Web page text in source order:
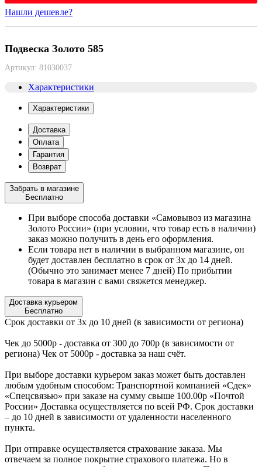
Нашли дешевле?
Подвеска Золото 585
Артикул: 81030037
Характеристики
Характеристики
Доставка
Оплата
Гарантия
Возврат
Забрать в магазине
Бесплатно
При выборе способа доставки «Самовывоз из магазина
Золото России» (при условии, что товар есть в наличии)
заказ можно получить в день его оформления.
Если товара нет в наличии в выбранном магазине, он
будет доставлен бесплатно в срок от 3х до 14 дней.
(Обычно это занимает менее 7 дней) По прибытии
товара в магазин с вами свяжется менеджер.
Доставка курьером
Бесплатно
Срок доставки от 3х до 10 дней (в зависимости от региона)
Чек до 5000р - доставка от 300 до 700р (в зависимости от
региона) Чек от 5000р - доставка за наш счёт.
При выборе доставки курьером заказ может быть доставлен
любым удобным способом: Транспортной компанией «Сдек»
«Спецсвязью» при заказе на сумму свыше 100.00р «Почтой
России» Доставка осуществляется по всей РФ. Срок доставки
– до 10 дней в зависимости от удаленности населенного
пункта.
При отправке осуществляется страхование заказа. Мы
отвечаем за полное покрытие страхового платежа. Но в